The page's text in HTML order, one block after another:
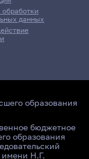
обработки
данных
образования
бюджетное
образования
имени Н.Г.